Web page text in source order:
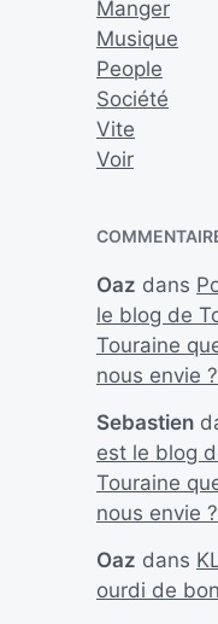
Manger
Musique
People
Société
Vite
Voir
Oaz dans
le blog de
Touraine
nous envie ?
Sebastien
est le blog
Touraine
nous envie ?
Oaz dans
ourdi de